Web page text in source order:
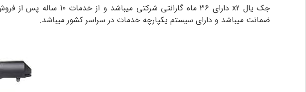
ضمانت میباشد و دارای سیستم یکپارچه خدمات در سراسر کشور میباشد.